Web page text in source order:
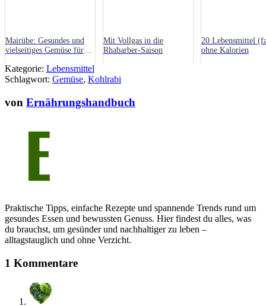
Mairübe: Gesundes und
vielseitiges Gemüse für
Mit Vollgas in die
Rhabarber-Saison
20 Lebensmittel
ohne Kalorien
Kategorie: Lebensmittel
Schlagwort: Gemüse, Kohlrabi
von Ernährungshandbuch
Praktische Tipps, einfache Rezepte und spannende Trends rund um
gesundes Essen und bewussten Genuss. Hier findest du alles, was
du brauchst, um gesünder und nachhaltiger zu leben –
alltagstauglich und ohne Verzicht.
1 Kommentare